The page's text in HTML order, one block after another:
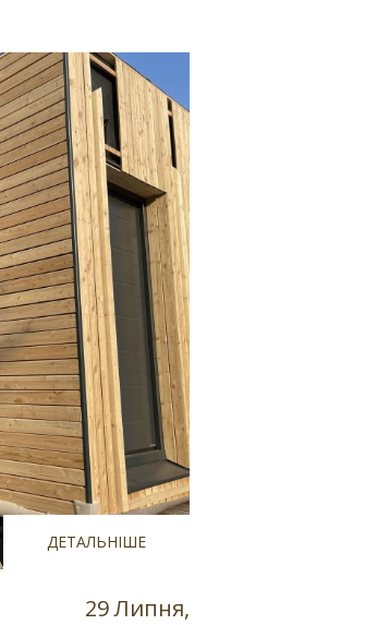
ДЕТАЛЬНІШЕ
29 Липня,